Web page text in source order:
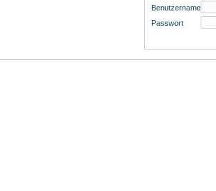
Benutzername
Passwort